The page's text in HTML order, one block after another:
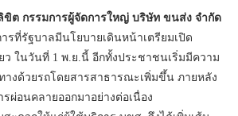
กรรมการผู้จัดการใหญ่ บริษัท ขนส่ง จำกัด
รที่รัฐบาลมีนโยบายเดินหน้าเตรียมเปิด
ว ในวันที่ 1 พ.ย.นี้ อีกทั้งประชาชนเริ่มมีความ
างด้วยรถโดยสารสาธารณะเพิ่มขึ้น ภายหลัง
ผ่อนคลายออกมาอย่างต่อเนื่อง